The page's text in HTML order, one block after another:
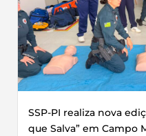
SSP-PI realiza nova
que Salva” em Campo